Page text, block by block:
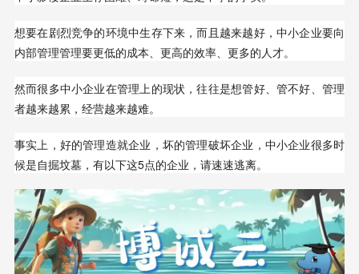
想要在剧烈竞争的环境中生存下来，而且越来越好，中小企业要向
内部管理管理要更低的成本、更高的效率、更多的人才。
然而很多中小企业在管理上的现状，往往是想管好、管不好、管理
者越来越累，经营越来越难。
事实上，好的管理造就企业，坏的管理破坏企业，中小企业很多时
候是自掘坟墓，有以下这5点的企业，请速速逃离。